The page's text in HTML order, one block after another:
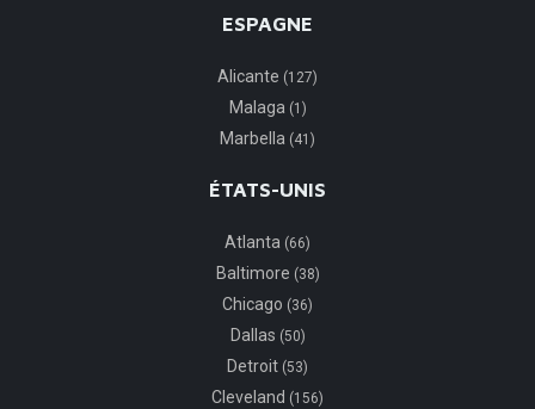
ESPAGNE
Alicante (127)
Malaga (1)
Marbella (41)
ÉTATS-UNIS
Atlanta (66)
Baltimore (38)
Chicago (36)
Dallas (50)
Detroit (53)
Cleveland (156)